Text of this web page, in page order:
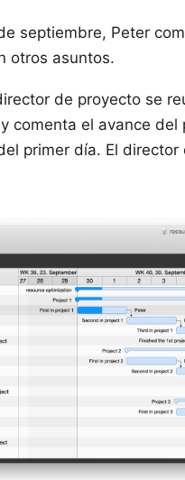
septiembre, Peter
otros asuntos.
de proyecto se
comenta el avance
primer día. El